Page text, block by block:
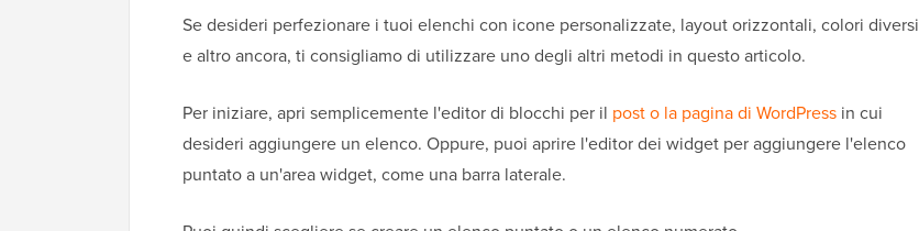
Se desideri perfezionare i tuoi elenchi con icone personalizzate, layout orizzontali, colori diversi
e altro ancora, ti consigliamo di utilizzare uno degli altri metodi in questo articolo.
Per iniziare, apri semplicemente l'editor di blocchi per il post o la pagina di WordPress in cui
desideri aggiungere un elenco. Oppure, puoi aprire l'editor dei widget per aggiungere l'elenco
puntato a un'area widget, come una barra laterale.